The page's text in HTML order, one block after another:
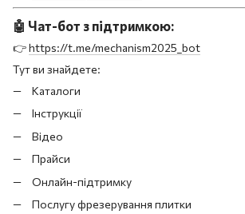
🤖 Чат-бот з підтримкою:
👉https://t.me/mechanism2025_bot
Тут ви знайдете:
Каталоги
Інструкції
Відео
Прайси
Онлайн-підтримку
Послугу фрезерування плитки